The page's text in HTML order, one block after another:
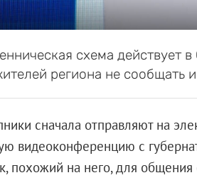
схема действует
региона не
сначала отправляют на
видеоконференцию с
похожий на него, для